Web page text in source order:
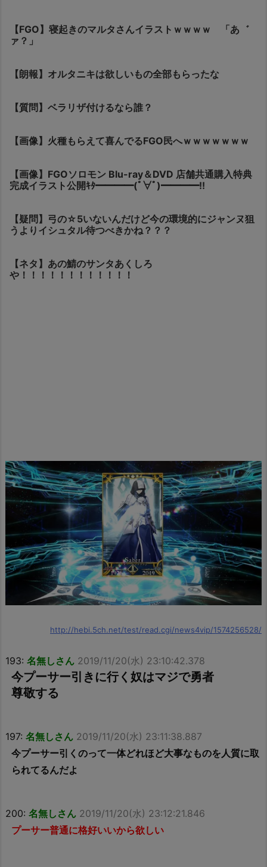
【FGO】寝起きのマルタさんイラストｗｗｗｗ 「あ゛
ァ？」
【朗報】オルタニキは欲しいもの全部もらったな
【質問】ベラリザ付けるなら誰？
【画像】火種もらえて喜んでるFGO民へｗｗｗｗｗｗｗ
【画像】FGOソロモン Blu-ray＆DVD 店舗共通購入特典
完成イラスト公開ｷﾀ━━━━(ﾟ∀ﾟ)━━━━!!
【疑問】弓の☆5いないんだけど今の環境的にジャンヌ狙
うよりイシュタル待つべきかね？？？
【ネタ】あの鯖のサンタあくしろ
や！！！！！！！！！！！！
http://hebi.5ch.net/test/read.cgi/news4vip/1574256528/
193: 名無しさん 2019/11/20(水) 23:10:42.378
今プーサー引きに行く奴はマジで勇者
尊敬する
197: 名無しさん 2019/11/20(水) 23:11:38.887
今プーサー引くのって一体どれほど大事なものを人質に取
られてるんだよ
200: 名無しさん 2019/11/20(水) 23:12:21.846
プーサー普通に格好いいから欲しい